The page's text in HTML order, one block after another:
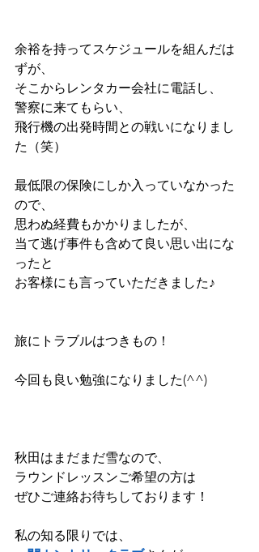
余裕を持ってスケジュールを組んだは
ずが、
そこからレンタカー会社に電話し、
警察に来てもらい、
飛行機の出発時間との戦いになりまし
た（笑）
最低限の保険にしか入っていなかった
ので、
思わぬ経費もかかりましたが、
当て逃げ事件も含めて良い思い出にな
ったと
お客様にも言っていただきました♪
旅にトラブルはつきもの！
今回も良い勉強になりました(^^)
秋田はまだまだ雪なので、
ラウンドレッスンご希望の方は
ぜひご連絡お待ちしております！
私の知る限りでは、